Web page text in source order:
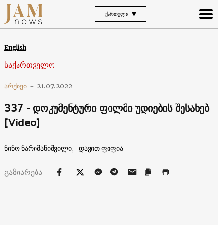
ᲥᲐᲠᲗᲣᲚᲘ
English
საქართველო
არქივი - 21.07.2022
337 - დოკუმენტური ფილმი უდიების შესახებ
[Video]
ნინო ნარიმანიშვილი, დავით ფიფია
გაზიარება